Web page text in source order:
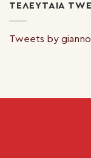
ΤΕΛΕΥΤΑΊΑ
Tweets by